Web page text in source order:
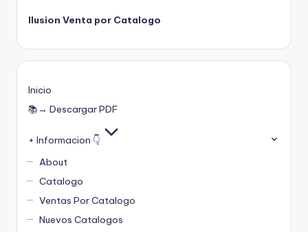
Ilusion Venta por Catalogo
Inicio
📚→ Descargar PDF
+ Informacion 👇
About
Catalogo
Ventas Por Catalogo
Nuevos Catalogos